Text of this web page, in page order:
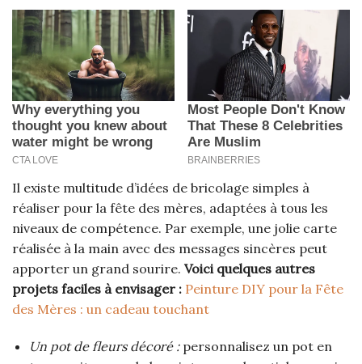
Il existe multitude d’idées de bricolage simples à
réaliser pour la fête des mères, adaptées à tous les
niveaux de compétence. Par exemple, une jolie carte
réalisée à la main avec des messages sincères peut
apporter un grand sourire. Voici quelques autres
projets faciles à envisager : Peinture DIY pour la Fête
des Mères : un cadeau touchant
Un pot de fleurs décoré :personnalisez un pot en